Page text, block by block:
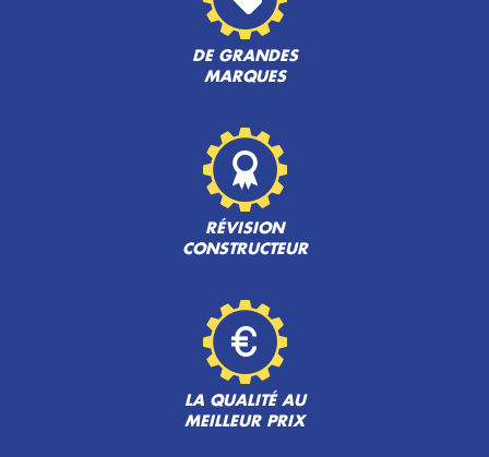
DE GRANDES
MARQUES
RÉVISION
CONSTRUCTEUR
LA QUALITÉ AU
MEILLEUR PRIX